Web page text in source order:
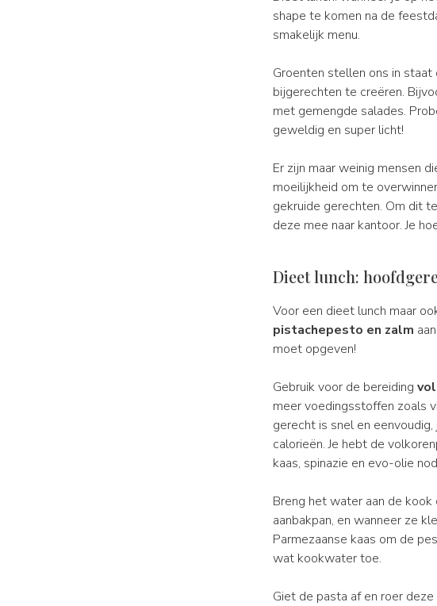
shape te komen na de
smakelijk menu.
Groenten stellen ons in
bijgerechten te creëren.
met gemengde salades.
geweldig en super licht!
Er zijn maar weinig mensen
moeilijkheid om te
gekruide gerechten. Om dit
deze mee naar kantoor. Je
Dieet lunch:
Voor een dieet lunch maar
pistachepesto en zalm
moet opgeven!
Gebruik voor de bereiding
meer voedingsstoffen zoals
gerecht is snel en
calorieën. Je hebt de
kaas, spinazie en evo-olie
Breng het water aan de
aanbakpan, en wanneer ze
Parmezaanse kaas om de
wat kookwater toe.
Giet de pasta af en roer